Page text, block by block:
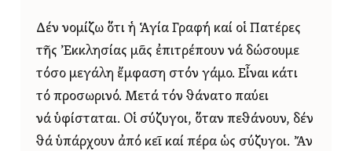
Δέν νομίζω ὅτι ἡ Ἁγία Γραφή καί οἱ Πατέρες
τῆς Ἐκκλησίας μᾶς ἐπιτρέπουν νά δώσουμε
τόσο μεγάλη ἔμφαση στόν γάμο. Εἶναι κάτι
τό προσωρινό. Μετά τόν θάνατο παύει
νά ὑφίσταται. Οἱ σύζυγοι, ὅταν πεθάνουν, δέν
θά ὑπάρχουν ἀπό κεῖ καί πέρα ὡς σύζυγοι. Ἄν